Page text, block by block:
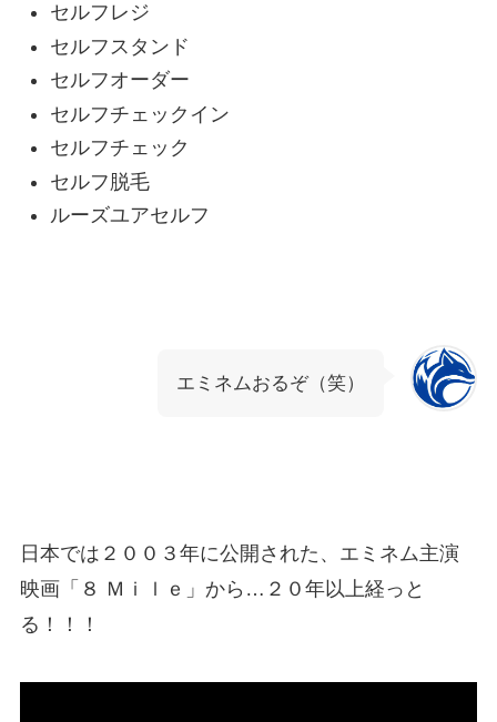
セルフレジ
セルフスタンド
セルフオーダー
セルフチェックイン
セルフチェック
セルフ脱毛
ルーズユアセルフ
エミネムおるぞ（笑）
日本では２００３年に公開された、エミネム主演
映画「８ Ｍｉｌｅ」から…２０年以上経っと
る！！！